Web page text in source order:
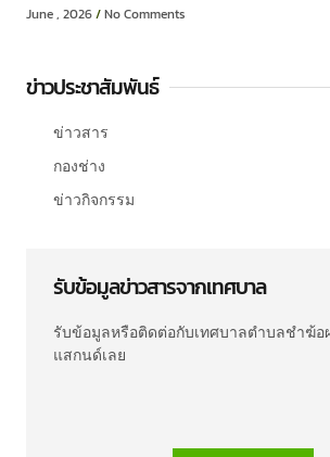
June , 2026 No Comments
ข่าวประชาสัมพันธ์
ข่าวสาร
กองช่าง
ข่าวกิจกรรม
รับข้อมูลข่าวสารจากเทศบาล
รับข้อมูลหรือติดต่อกับเทศบาลตำบลชำฆ้อ
แสกนด์เลย